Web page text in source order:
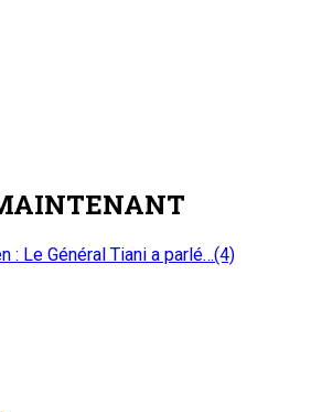
: Le Général Tiani a parlé…(4)